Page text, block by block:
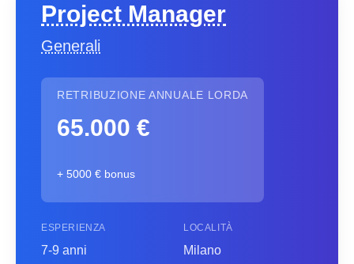
Project Manager
Generali
RETRIBUZIONE ANNUALE LORDA
65.000 €
+ 5000 € bonus
ESPERIENZA
7-9 anni
LOCALITÀ
Milano